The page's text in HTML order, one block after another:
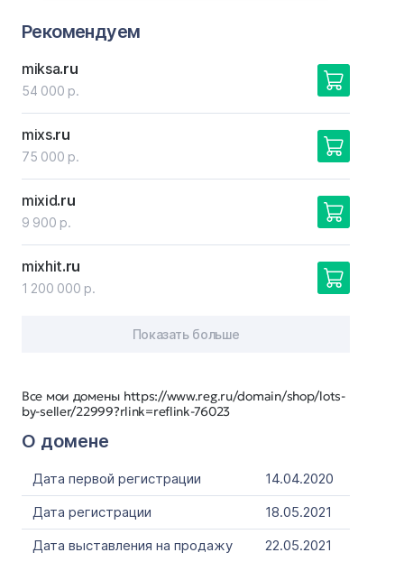
Все мои домены https://www.reg.ru/domain/shop/lots-
by-seller/22999?rlink=reflink-76023
О домене
Дата первой регистрации
14.04.2020
Дата регистрации
18.05.2021
Дата выставления на продажу
22.05.2021
Рекомендуем
miksa.ru
54 000 р.
mixs.ru
75 000 р.
mixid.ru
9 900 р.
mixhit.ru
1 200 000 р.
Показать больше